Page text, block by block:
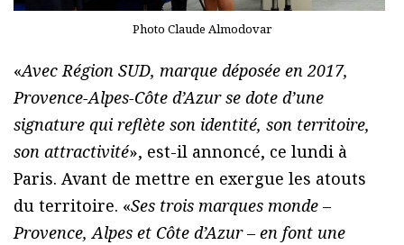
Photo Claude Almodovar
«Avec Région SUD, marque déposée en 2017,
Provence-Alpes-Côte d’Azur se dote d’une
signature qui reflète son identité, son territoire,
son attractivité», est-il annoncé, ce lundi à
Paris. Avant de mettre en exergue les atouts
du territoire. «Ses trois marques monde –
Provence, Alpes et Côte d’Azur – en font une